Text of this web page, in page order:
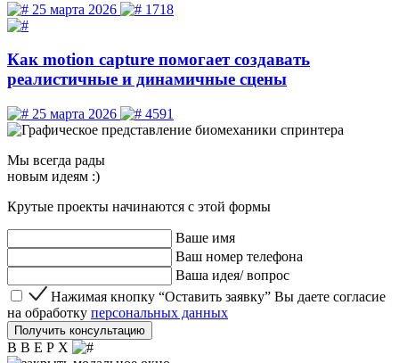
25 марта 2026 1718
Как motion capture помогает создавать
реалистичные и динамичные сцены
25 марта 2026 4591
Мы всегда рады
новым идеям :)
Крутые проекты начинаются с этой формы
Ваше имя
Ваш номер телефона
Ваша идея/ вопрос
Нажимая кнопку “Оставить заявку” Вы даете согласие
Нажимая кнопку “Оставить заявку” Вы даете согласие
на обработку персональных данных
Получить консультацию
В В Е Р Х